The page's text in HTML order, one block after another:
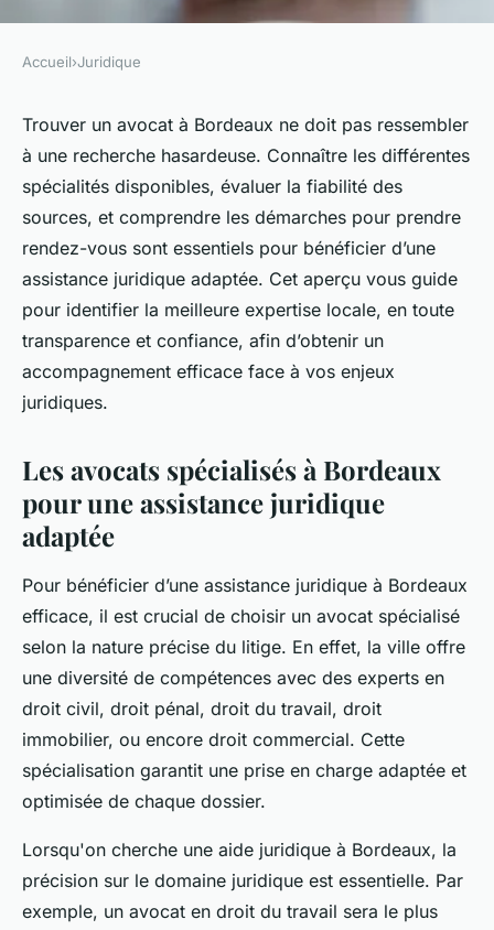
Avocats à bordeaux : trouvez
l'aide juridique qui vous
correspond
Charles•21 juillet 2025•11 min de lecture
Accueil›Juridique
Trouver un avocat à Bordeaux ne doit pas ressembler
à une recherche hasardeuse. Connaître les différentes
spécialités disponibles, évaluer la fiabilité des
sources, et comprendre les démarches pour prendre
rendez-vous sont essentiels pour bénéficier d’une
assistance juridique adaptée. Cet aperçu vous guide
pour identifier la meilleure expertise locale, en toute
transparence et confiance, afin d’obtenir un
accompagnement efficace face à vos enjeux
juridiques.
Les avocats spécialisés à Bordeaux
pour une assistance juridique
adaptée
Pour bénéficier d’une assistance juridique à Bordeaux
efficace, il est crucial de choisir un avocat spécialisé
selon la nature précise du litige. En effet, la ville offre
une diversité de compétences avec des experts en
droit civil, droit pénal, droit du travail, droit
immobilier, ou encore droit commercial. Cette
spécialisation garantit une prise en charge adaptée et
optimisée de chaque dossier.
Lorsqu'on cherche une aide juridique à Bordeaux, la
précision sur le domaine juridique est essentielle. Par
exemple, un avocat en droit du travail sera le plus